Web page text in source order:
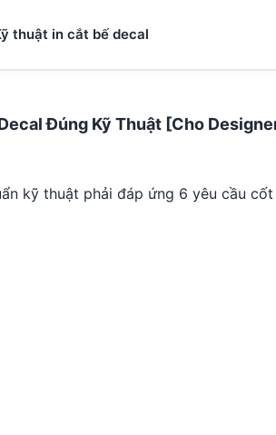
thuật in cắt bế decal
Đúng Kỹ Thuật [Cho
kỹ thuật phải đáp ứng 6 yêu cầu